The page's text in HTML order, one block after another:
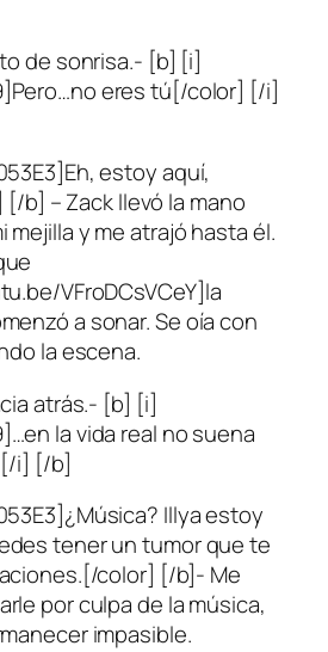
de sonrisa.- [b] [i]
eres tú[/color] [/i]
estoy aquí,
b] – Zack llevó la mano
mejilla y me atrajó hasta él.
VFroDCsVCeY]la
a sonar. Se oía con
la escena.
atrás.- [b] [i]
la vida real no suena
i] [/b]
Illya estoy
tener un tumor que te
color] [/b]- Me
por culpa de la música,
impasible.